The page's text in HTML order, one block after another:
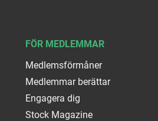
FÖR MEDLEMMAR
Medlemsförmåner
Medlemmar berättar
Engagera dig
Stock Magazine